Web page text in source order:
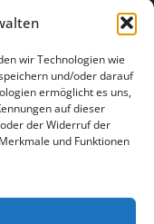
wir Technologien wie
und/oder darauf
ermöglicht es uns,
auf dieser
der Widerruf der
und Funktionen
direkt in Ihre